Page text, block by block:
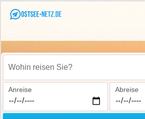
Wohin reisen Sie?
Anreise Abreise